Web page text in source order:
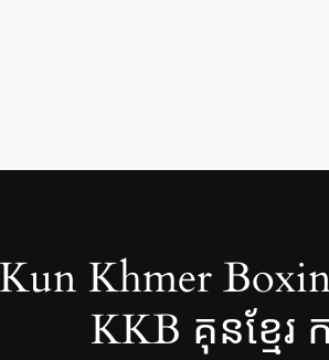
Khmer
KKB គុនខ្មែរ